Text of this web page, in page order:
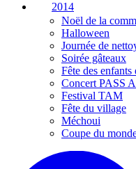
2014
Noël de la
Halloween
Journée de
Soirée gâteaux
Fête des
Concert PASS
Festival TAM
Fête du village
Méchoui
Coupe du